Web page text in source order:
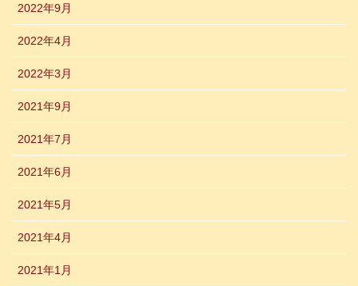
2022年9月
2022年4月
2022年3月
2021年9月
2021年7月
2021年6月
2021年5月
2021年4月
2021年1月